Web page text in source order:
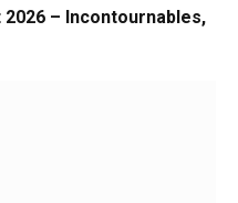
– Incontournables,